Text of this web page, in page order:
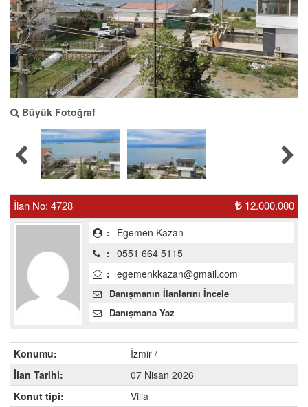
Büyük Fotoğraf
İlan No: 4728 12.000.000
: Egemen Kazan
: 0551 664 5115
: egemenkkazan@gmail.com
Danışmanın İlanlarını İncele
Danışmana Yaz
Konumu:
İzmir /
İlan Tarihi:
07 Nisan 2026
Konut tipi:
Villa